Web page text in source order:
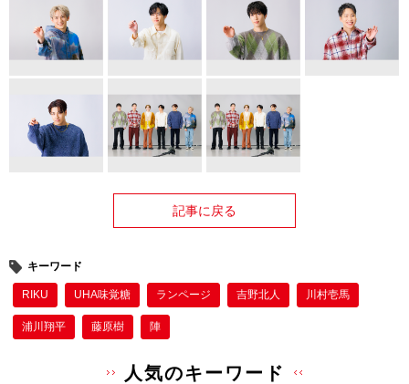
記事に戻る
キーワード
RIKU UHA味覚糖 ランページ 吉野北人 川村壱馬
浦川翔平 藤原樹 陣
人気のキーワード